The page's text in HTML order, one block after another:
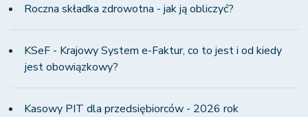
Roczna składka zdrowotna - jak ją obliczyć?
KSeF - Krajowy System e-Faktur, co to jest i od kiedy
jest obowiązkowy?
Kasowy PIT dla przedsiębiorców - 2026 rok